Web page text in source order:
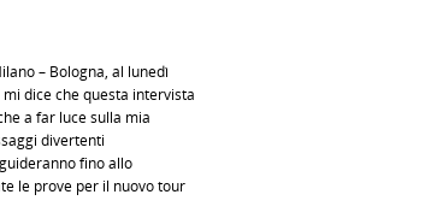
– Bologna, al lunedì
dice che questa intervista
a far luce sulla mia
divertenti
fino allo
le prove per il nuovo tour